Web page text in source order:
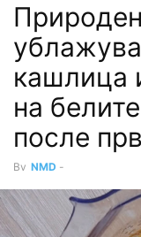
кашлица
на
после
By NMD -